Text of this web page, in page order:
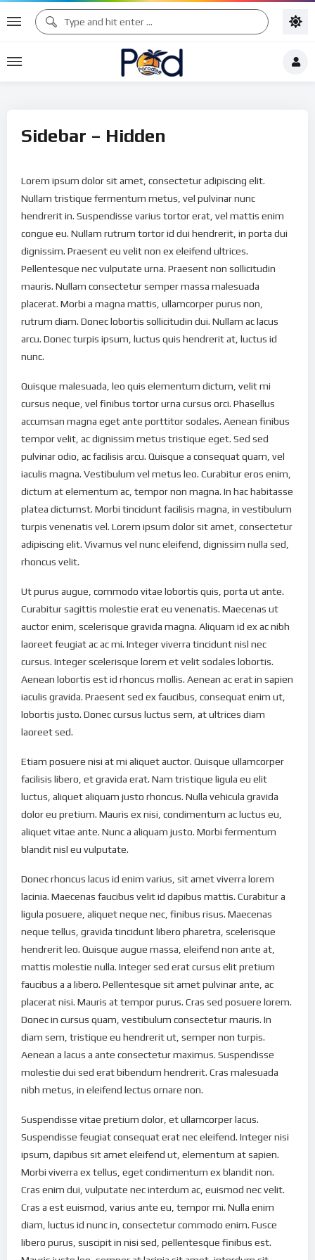
Sidebar – Hidden
Lorem ipsum dolor sit amet, consectetur adipiscing elit.
Nullam tristique fermentum metus, vel pulvinar nunc
hendrerit in. Suspendisse varius tortor erat, vel mattis enim
congue eu. Nullam rutrum tortor id dui hendrerit, in porta dui
dignissim. Praesent eu velit non ex eleifend ultrices.
Pellentesque nec vulputate urna. Praesent non sollicitudin
mauris. Nullam consectetur semper massa malesuada
placerat. Morbi a magna mattis, ullamcorper purus non,
rutrum diam. Donec lobortis sollicitudin dui. Nullam ac lacus
arcu. Donec turpis ipsum, luctus quis hendrerit at, luctus id
nunc.
Quisque malesuada, leo quis elementum dictum, velit mi
cursus neque, vel finibus tortor urna cursus orci. Phasellus
accumsan magna eget ante porttitor sodales. Aenean finibus
tempor velit, ac dignissim metus tristique eget. Sed sed
pulvinar odio, ac facilisis arcu. Quisque a consequat quam, vel
iaculis magna. Vestibulum vel metus leo. Curabitur eros enim,
dictum at elementum ac, tempor non magna. In hac habitasse
platea dictumst. Morbi tincidunt facilisis magna, in vestibulum
turpis venenatis vel. Lorem ipsum dolor sit amet, consectetur
adipiscing elit. Vivamus vel nunc eleifend, dignissim nulla sed,
rhoncus velit.
Ut purus augue, commodo vitae lobortis quis, porta ut ante.
Curabitur sagittis molestie erat eu venenatis. Maecenas ut
auctor enim, scelerisque gravida magna. Aliquam id ex ac nibh
laoreet feugiat ac ac mi. Integer viverra tincidunt nisl nec
cursus. Integer scelerisque lorem et velit sodales lobortis.
Aenean lobortis est id rhoncus mollis. Aenean ac erat in sapien
iaculis gravida. Praesent sed ex faucibus, consequat enim ut,
lobortis justo. Donec cursus luctus sem, at ultrices diam
laoreet sed.
Etiam posuere nisi at mi aliquet auctor. Quisque ullamcorper
facilisis libero, et gravida erat. Nam tristique ligula eu elit
luctus, aliquet aliquam justo rhoncus. Nulla vehicula gravida
dolor eu pretium. Mauris ex nisi, condimentum ac luctus eu,
aliquet vitae ante. Nunc a aliquam justo. Morbi fermentum
blandit nisl eu vulputate.
Donec rhoncus lacus id enim varius, sit amet viverra lorem
lacinia. Maecenas faucibus velit id dapibus mattis. Curabitur a
ligula posuere, aliquet neque nec, finibus risus. Maecenas
neque tellus, gravida tincidunt libero pharetra, scelerisque
hendrerit leo. Quisque augue massa, eleifend non ante at,
mattis molestie nulla. Integer sed erat cursus elit pretium
faucibus a a libero. Pellentesque sit amet pulvinar ante, ac
placerat nisi. Mauris at tempor purus. Cras sed posuere lorem.
Donec in cursus quam, vestibulum consectetur mauris. In
diam sem, tristique eu hendrerit ut, semper non turpis.
Aenean a lacus a ante consectetur maximus. Suspendisse
molestie dui sed erat bibendum hendrerit. Cras malesuada
nibh metus, in eleifend lectus ornare non.
Suspendisse vitae pretium dolor, et ullamcorper lacus.
Suspendisse feugiat consequat erat nec eleifend. Integer nisi
ipsum, dapibus sit amet eleifend ut, elementum at sapien.
Morbi viverra ex tellus, eget condimentum ex blandit non.
Cras enim dui, vulputate nec interdum ac, euismod nec velit.
Cras a est euismod, varius ante eu, tempor mi. Nulla enim
diam, luctus id nunc in, consectetur commodo enim. Fusce
libero purus, suscipit in nisi sed, pellentesque finibus est.